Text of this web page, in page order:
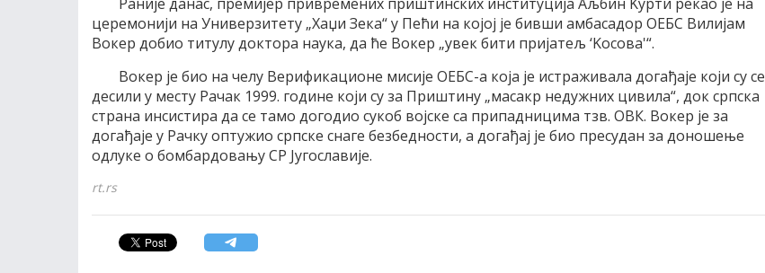
церемонији на Универзитету „Хаџи Зека“ у Пећи на којој је бивши амбасадор ОЕБС Вилијам
Вокер добио титулу доктора наука, да ће Вокер „увек бити пријатељ ‘Kосова'“.
Вокер је био на челу Верификационе мисије ОЕБС-а која је истраживала догађаје који су се
десили у месту Рачак 1999. године који су за Приштину „масакр недужних цивила“, док српска
страна инсистира да се тамо догодио сукоб војске са припадницима тзв. ОВК. Вокер је за
догађаје у Рачку оптужио српске снаге безбедности, а догађај је био пресудан за доношење
одлуке о бомбардовању СР Југославије.
rt.rs